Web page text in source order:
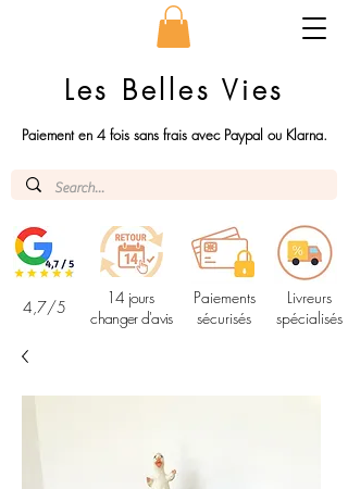
Les Belles Vies
Paiement en 4 fois sans frais avec Paypal ou Klarna.
4,7/5
14 jours
changer d'avis
Paiements
sécurisés
Livreurs
spécialisés